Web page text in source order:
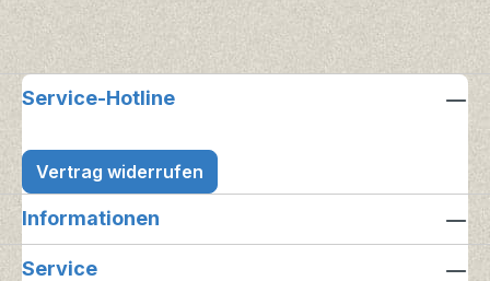
Service-Hotline
Vertrag widerrufen
Informationen
Service